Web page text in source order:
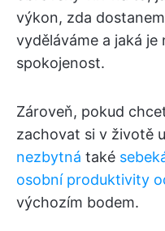
výkon, zda
vyděláváme a jaká
spokojenost.
Zároveň, pokud
zachovat si v životě
nezbytná také
osobní produktivity
výchozím bodem.